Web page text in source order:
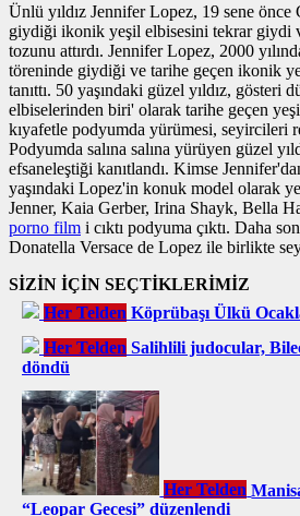
Ünlü yıldız Jennifer Lopez, 19 sene
giydiği ikonik yeşil elbisesini tekrar giydi
tozunu attırdı. Jennifer Lopez, 2000
töreninde giydiği ve tarihe geçen ikonik
tanıttı. 50 yaşındaki güzel yıldız, gösteri
elbiselerinden biri' olarak tarihe geçen
kıyafetle podyumda yürümesi, seyircileri
Podyumda salına salına yürüyen güzel
efsaneleştiği kanıtlandı. Kimse
yaşındaki Lopez'in konuk model olarak
Jenner, Kaia Gerber, Irina Shayk, Bella
porno film i cıktı podyuma çıktı. Daha
Donatella Versace de Lopez ile birlikte
SİZİN İÇİN SEÇTİKLERİMİZ
Her Telden Köprübaşı Ülkü
Her Telden Salihlili judocular,
döndü
Her Telden
“Leopar Gecesi” düzenlendi